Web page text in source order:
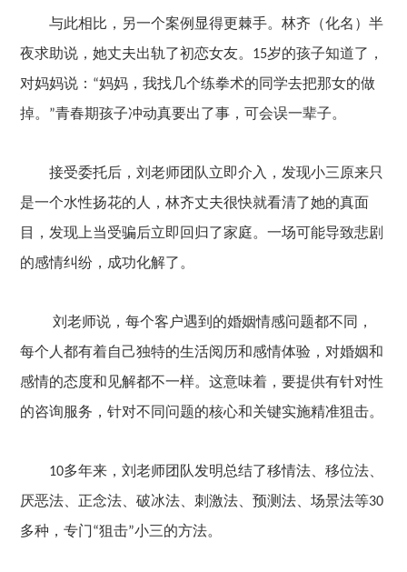
与此相比，另一个案例显得更棘手。林齐（化名）半
夜求助说，她丈夫出轨了初恋女友。 15岁的孩子知道了，
对妈妈说： “妈妈，我找几个练拳术的同学去把那女的做
掉。 ”青春期孩子冲动真要出了事，可会误一辈子。
接受委托后，刘老师团队立即介入，发现小三原来只
是一个水性扬花的人，林齐丈夫很快就看清了她的真面
目，发现上当受骗后立即回归了家庭。一场可能导致悲剧
的感情纠纷，成功化解了。
刘老师说，每个客户遇到的婚姻情感问题都不同，
每个人都有着自己独特的生活阅历和感情体验，对婚姻和
感情的态度和见解都不一样。这意味着，要提供有针对性
的咨询服务，针对不同问题的核心和关键实施精准狙击。
10多年来，刘老师团队发明总结了移情法、移位法、
厌恶法、正念法、破冰法、刺激法、预测法、场景法等30
多种，专门“狙击”小三的方法。